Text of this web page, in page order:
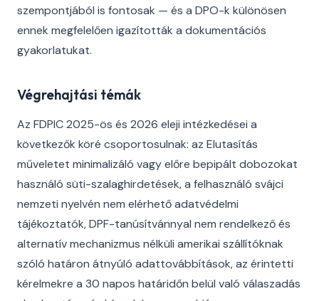
szempontjából is fontosak — és a DPO-k különösen
ennek megfelelően igazították a dokumentációs
gyakorlatukat.
Végrehajtási témák
Az FDPIC 2025-ös és 2026 eleji intézkedései a
következők köré csoportosulnak: az Elutasítás
műveletet minimalizáló vagy előre bepipált dobozokat
használó süti-szalaghirdetések, a felhasználó svájci
nemzeti nyelvén nem elérhető adatvédelmi
tájékoztatók, DPF-tanúsítvánnyal nem rendelkező és
alternatív mechanizmus nélküli amerikai szállítóknak
szóló határon átnyúló adattovábbítások, az érintetti
kérelmekre a 30 napos határidőn belül való válaszadás